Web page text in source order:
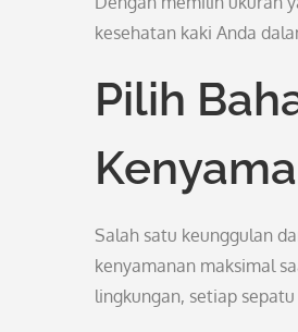
kesehatan kaki Anda
Pilih
Salah satu keunggulan
kenyamanan maksimal
lingkungan, setiap